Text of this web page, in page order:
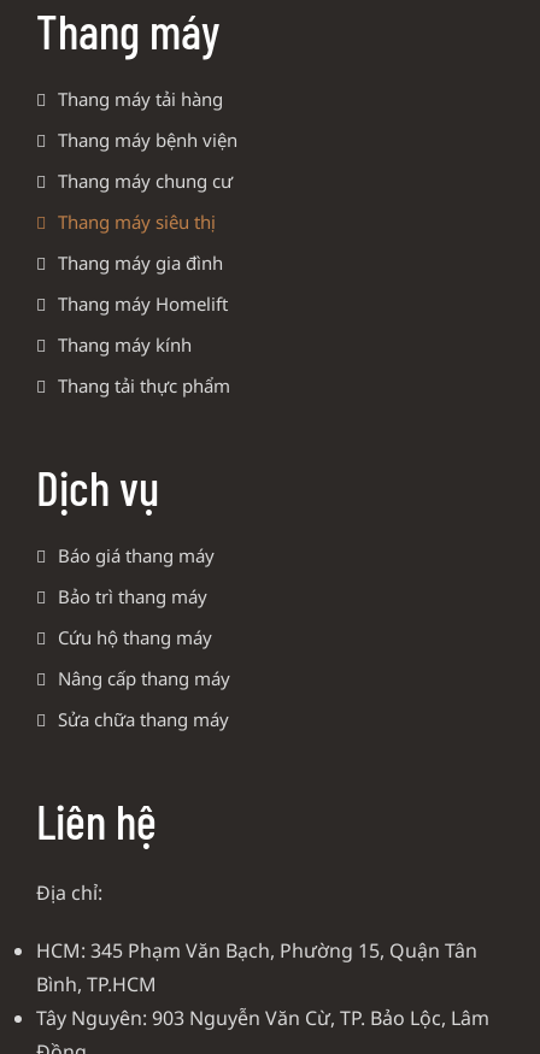
Thang máy
Thang máy tải hàng
Thang máy bệnh viện
Thang máy chung cư
Thang máy siêu thị
Thang máy gia đình
Thang máy Homelift
Thang máy kính
Thang tải thực phẩm
Dịch vụ
Báo giá thang máy
Bảo trì thang máy
Cứu hộ thang máy
Nâng cấp thang máy
Sửa chữa thang máy
Liên hệ
Địa chỉ:
HCM: 345 Phạm Văn Bạch, Phường 15, Quận Tân
Bình, TP.HCM
Tây Nguyên: 903 Nguyễn Văn Cừ, TP. Bảo Lộc, Lâm